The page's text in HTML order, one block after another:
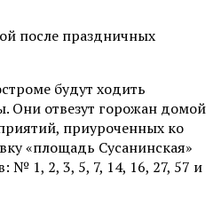
после праздничных
будут ходить
Они отвезут горожан домой
приуроченных ко
«площадь Сусанинская»
№ 1, 2, 3, 5, 7, 14, 16, 27, 57 и